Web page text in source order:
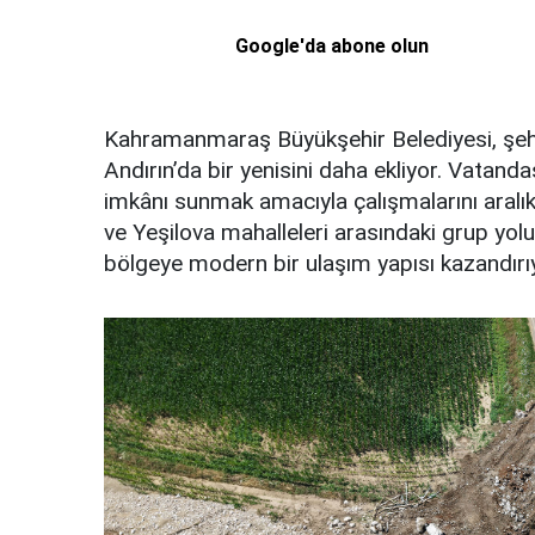
Google'da abone olun
Kahramanmaraş Büyükşehir Belediyesi,
Andırın’da bir yenisini daha ekliyor.
imkânı sunmak amacıyla çalışmalarını
ve Yeşilova mahalleleri arasındaki grup
bölgeye modern bir ulaşım yapısı